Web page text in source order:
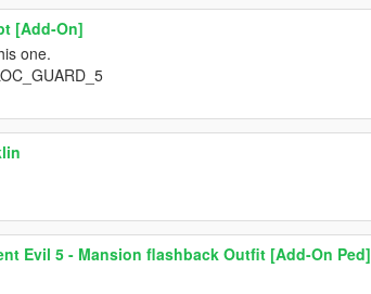
[Add-On]
one.
Evil 5 - Mansion flashback Outfit [Add-On Ped]